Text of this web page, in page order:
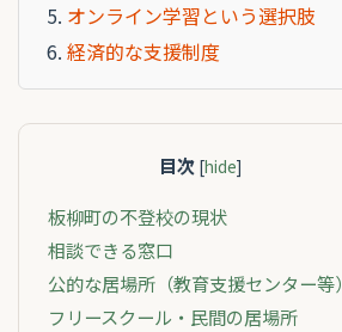
オンライン学習という選択肢
経済的な支援制度
目次 [hide]
板柳町の不登校の現状
相談できる窓口
公的な居場所（教育支援センター等）
フリースクール・民間の居場所